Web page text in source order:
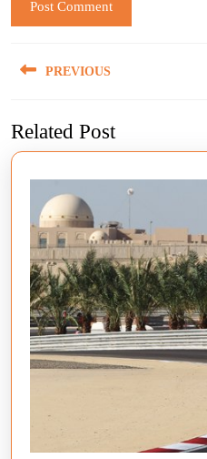
tarp
PREVIOUS
post:
Related Post